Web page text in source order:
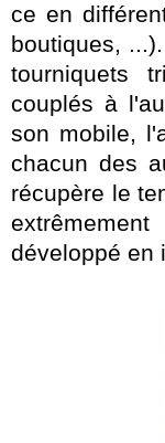
ce en
boutiques,
tourniquets
couplés à
son mobile,
chacun des
récupère le
développé en